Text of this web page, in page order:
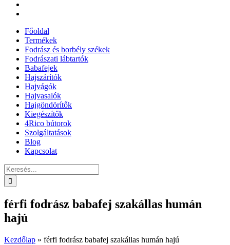
Főoldal
Termékek
Fodrász és borbély székek
Fodrászati lábtartók
Babafejek
Hajszárítók
Hajvágók
Hajvasalók
Hajgöndörítők
Kiegészítők
4Rico bútorok
Szolgáltatások
Blog
Kapcsolat
Keresés...
férfi fodrász babafej szakállas humán
hajú
Kezdőlap » férfi fodrász babafej szakállas humán hajú